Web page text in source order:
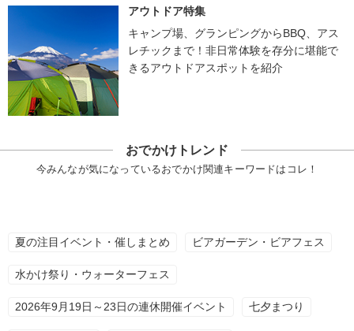
アウトドア特集
キャンプ場、グランピングからBBQ、アス
レチックまで！非日常体験を存分に堪能で
きるアウトドアスポットを紹介
おでかけトレンド
今みんなが気になっているおでかけ関連キーワードはコレ！
夏の注目イベント・催しまとめ ビアガーデン・ビアフェス
水かけ祭り・ウォーターフェス
2026年9月19日～23日の連休開催イベント 七夕まつり